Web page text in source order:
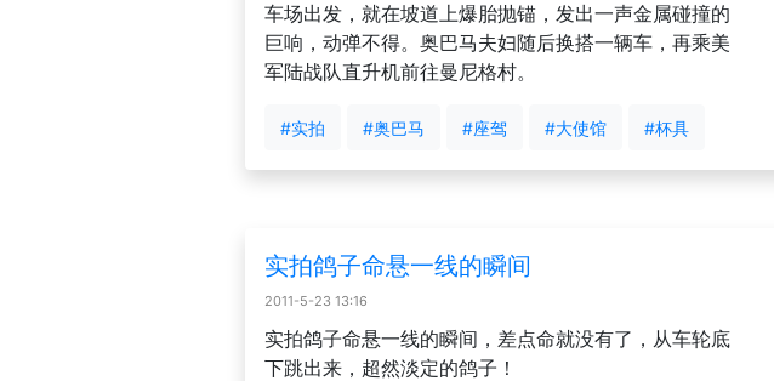
车场出发，就在坡道上爆胎抛锚，发出一声金属碰撞的
巨响，动弹不得。奥巴马夫妇随后换搭一辆车，再乘美
军陆战队直升机前往曼尼格村。
#实拍 #奥巴马 #座驾 #大使馆 #杯具
实拍鸽子命悬一线的瞬间
2011-5-23 13:16
实拍鸽子命悬一线的瞬间，差点命就没有了，从车轮底
下跳出来，超然淡定的鸽子！